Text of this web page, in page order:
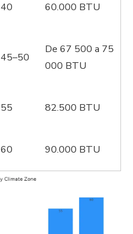
40 60.000 BTU
45–50
De 67 500 a 75
000 BTU
55 82.500 BTU
60 90.000 BTU